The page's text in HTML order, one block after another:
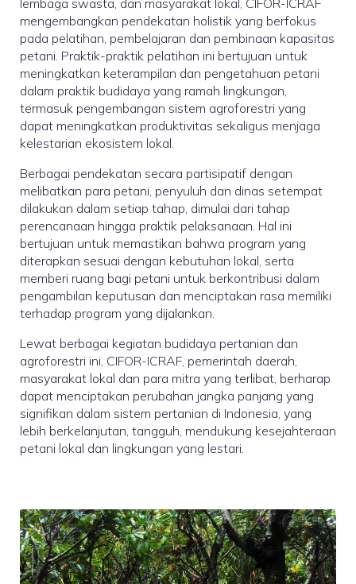
lembaga swasta, dan masyarakat lokal, CIFOR-ICRAF
mengembangkan pendekatan holistik yang berfokus
pada pelatihan, pembelajaran dan pembinaan kapasitas
petani. Praktik-praktik pelatihan ini bertujuan untuk
meningkatkan keterampilan dan pengetahuan petani
dalam praktik budidaya yang ramah lingkungan,
termasuk pengembangan sistem agroforestri yang
dapat meningkatkan produktivitas sekaligus menjaga
kelestarian ekosistem lokal.
Berbagai pendekatan secara partisipatif dengan
melibatkan para petani, penyuluh dan dinas setempat
dilakukan dalam setiap tahap, dimulai dari tahap
perencanaan hingga praktik pelaksanaan. Hal ini
bertujuan untuk memastikan bahwa program yang
diterapkan sesuai dengan kebutuhan lokal, serta
memberi ruang bagi petani untuk berkontribusi dalam
pengambilan keputusan dan menciptakan rasa memiliki
terhadap program yang dijalankan.
Lewat berbagai kegiatan budidaya pertanian dan
agroforestri ini, CIFOR-ICRAF, pemerintah daerah,
masyarakat lokal dan para mitra yang terlibat, berharap
dapat menciptakan perubahan jangka panjang yang
signifikan dalam sistem pertanian di Indonesia, yang
lebih berkelanjutan, tangguh, mendukung kesejahteraan
petani lokal dan lingkungan yang lestari.